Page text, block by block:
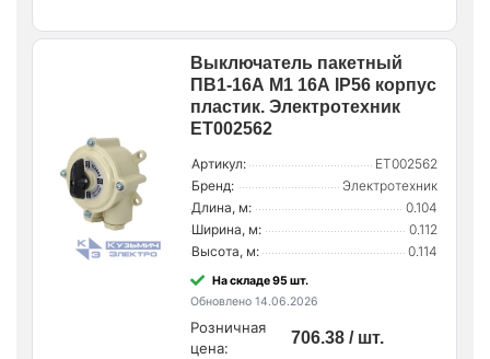
Выключатель пакетный
ПВ1-16А М1 16А IP56 корпус
пластик. Электротехник
ET002562
Артикул:
ET002562
Бренд:
Электротехник
Длина, м:
0.104
Ширина, м:
0.112
Высота, м:
0.114
На складе 95 шт.
Обновлено 14.06.2026
Розничная
цена:
706.38 / шт.